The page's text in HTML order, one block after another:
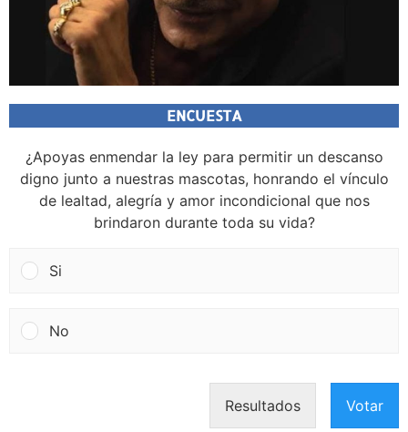
ENCUESTA
¿Apoyas enmendar la ley para permitir un descanso
digno junto a nuestras mascotas, honrando el vínculo
de lealtad, alegría y amor incondicional que nos
brindaron durante toda su vida?
Si
No
Resultados Votar